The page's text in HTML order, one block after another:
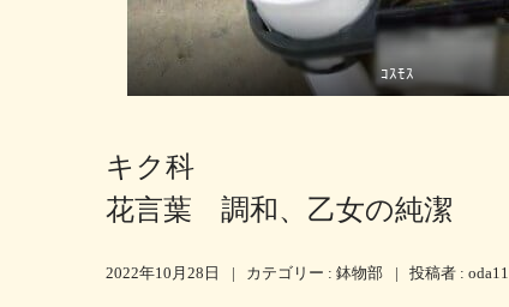
ｺｽﾓｽ
キク科
花言葉 調和、乙女の純潔
2022年10月28日 | カテゴリー : 鉢物部 | 投稿者 : oda11